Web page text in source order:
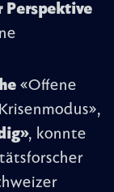
Perspektive
«Offene
, konnte